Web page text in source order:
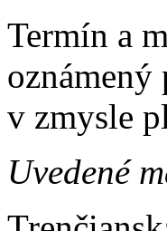
Termín a
oznámený
v zmysle
Uvedené